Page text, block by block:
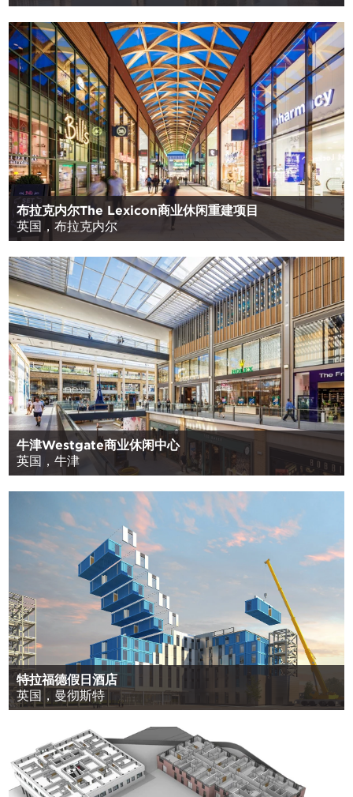
布拉克内尔The Lexicon商业休闲重建项目
英国，布拉克内尔
牛津Westgate商业休闲中心
英国，牛津
特拉福德假日酒店
英国，曼彻斯特